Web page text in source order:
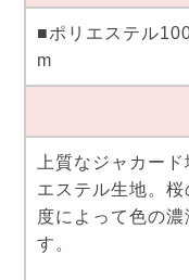
■ポリエステル
m
上質なジャカー
エステル生地。
度によって色の
す。